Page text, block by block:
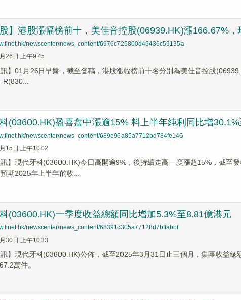
股】港股漲幅榜前十，美佳音控股(06939.HK)漲166.67%
newscenter/news_content/6976c725800d45436c59135a
26日 上午9:45
訊】01月26日早盤，截至發稿，港股漲幅榜前十名分別為美佳音控股
(03600.HK)盈喜盘中漲逾15% 料上半年純利同比增
newscenter/news_content/689e96a85a7712bd784fe146
15日 上午10:02
訊】現代牙科(03600.HK)今日高開逾9%，後持續走高一度漲超15%，截至
期2025年上半年的收...
(03600.HK)一季度收益總額同比增加5.3%至8.81億港元
newscenter/news_content/68391c305a77128d7bffabbf
30日 上午10:33
訊】現代牙科(03600.HK)公佈，截至2025年3月31日止三個月，集團收益
萬件。